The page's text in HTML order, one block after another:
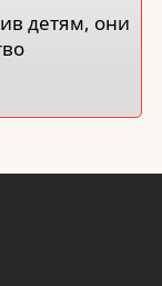
детям, они